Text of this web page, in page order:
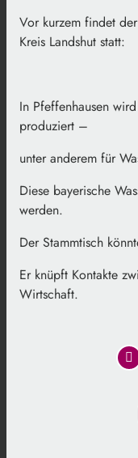
Vor kurzem findet
Kreis Landshut statt:
In Pfeffenhausen
produziert –
unter anderem für
Diese bayerische
werden.
Der Stammtisch
Er knüpft Kontakte
Wirtschaft.